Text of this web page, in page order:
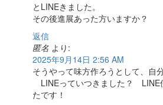
とLINEきました。
その後進展あった方いますか？
返信
匿名 より:
2025年9月14日 2:56 AM
そうやって味方作ろうとして、自
LINEっていつきました？ LINE
たです！